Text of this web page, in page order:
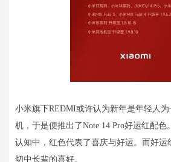
小米旗下REDMI或许认为新年是年轻人
机，于是便推出了Note 14 Pro好运红配色
认知中，红色代表了喜庆与好运。而好运
切中长辈的喜好。